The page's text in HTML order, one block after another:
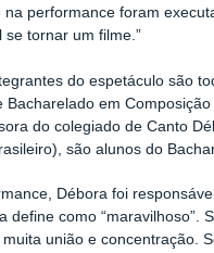
performance foram
tornar um filme.”
do espetáculo são
Bacharelado em
do colegiado de Canto
são alunos do
Débora foi
define como “maravilhoso”.
união e concentração.